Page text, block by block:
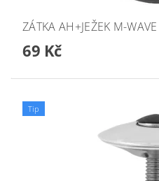
ZÁTKA AH+JEŽEK M-
69 Kč
Tip